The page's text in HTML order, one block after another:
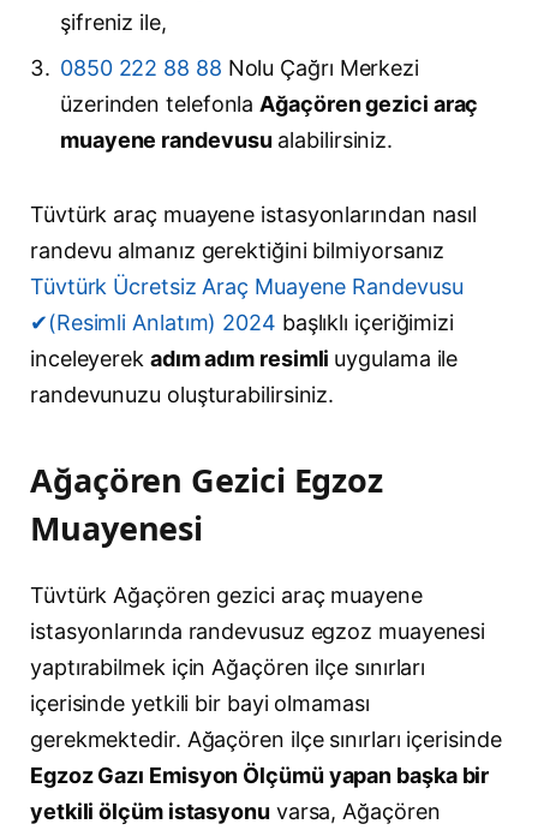
şifreniz ile,
0850 222 88 88 Nolu Çağrı Merkezi
üzerinden telefonla Ağaçören gezici araç
muayene randevusu alabilirsiniz.
Tüvtürk araç muayene istasyonlarından nasıl
randevu almanız gerektiğini bilmiyorsanız
Tüvtürk Ücretsiz Araç Muayene Randevusu
✔(Resimli Anlatım) 2024 başlıklı içeriğimizi
inceleyerek adım adım resimli uygulama ile
randevunuzu oluşturabilirsiniz.
Ağaçören Gezici Egzoz
Muayenesi
Tüvtürk Ağaçören gezici araç muayene
istasyonlarında randevusuz egzoz muayenesi
yaptırabilmek için Ağaçören ilçe sınırları
içerisinde yetkili bir bayi olmaması
gerekmektedir. Ağaçören ilçe sınırları içerisinde
Egzoz Gazı Emisyon Ölçümü yapan başka bir
yetkili ölçüm istasyonu varsa, Ağaçören